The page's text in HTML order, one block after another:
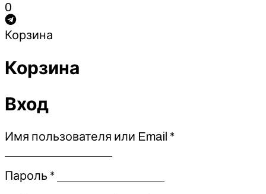
0
Корзина
Корзина
Вход
Имя пользователя или Email *Обязательно
Пароль *Обязательно